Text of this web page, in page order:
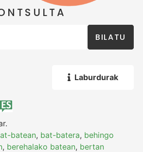
BILATU
Laburdurak
batean, bat-batera, behingo
, berehalako batean, bertan